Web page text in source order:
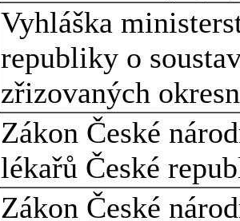
Vyhláška
republiky o
zřizovaných
Zákon České
lékařů České
Zákon České